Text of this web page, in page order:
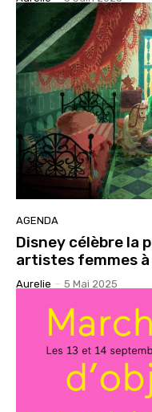
AGENDA
Disney célèbre la
artistes femmes
Aurelie - 5 Mai 2025